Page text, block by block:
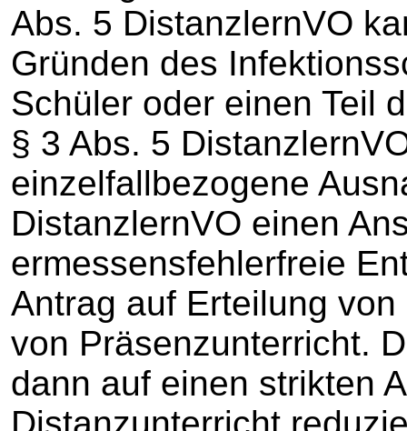
Abs. 5 DistanzlernVO
Gründen des
Schüler oder einen Teil
§ 3 Abs. 5
einzelfallbezogene
DistanzlernVO einen
ermessensfehlerfreie
Antrag auf Erteilung
von Präsenzunterricht.
dann auf einen strikten
Distanzunterricht